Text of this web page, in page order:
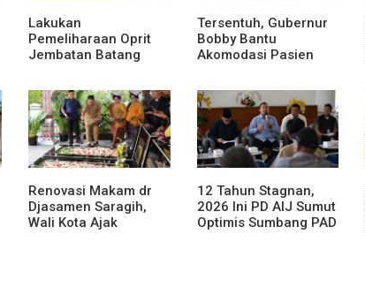
Lakukan
Pemeliharaan Oprit
Jembatan Batang
Karya Uji Coba
Contraflow di KM 55
Tol Binjai–Langsa
Tersentuh, Gubernur
Bobby Bantu
Akomodasi Pasien
Tiroid di RSUD
Thomsen
Renovasi Makam dr
Djasamen Saragih,
Wali Kota Ajak
12 Tahun Stagnan,
2026 Ini PD AIJ Sumut
Optimis Sumbang PAD